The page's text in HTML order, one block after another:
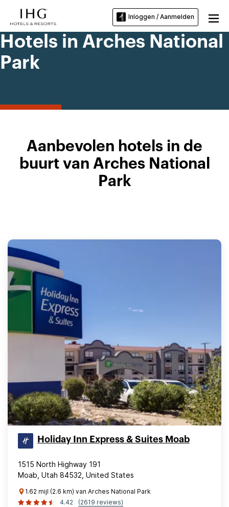
Inloggen / Aanmelden
Hotels in Arches National
Park
Aanbevolen hotels in de
buurt van Arches National
Park
Holiday Inn Express & Suites Moab
1515 North Highway 191
Moab, Utah 84532, United States
1.62 mijl (2.6 km) van Arches National Park
4.42
(2619 reviews)